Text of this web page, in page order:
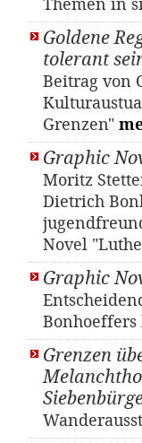
Themen in
Goldene
tolerant
Beitrag von
Grenzen"
Graphic
Moritz
Dietrich
Novel
Graphic
Grenzen